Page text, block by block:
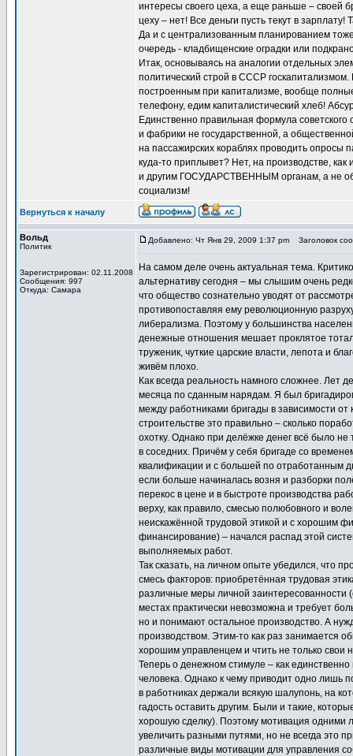
интересы своего цеха, а еще раньше – своей
цеху – нет! Все деньги пусть текут в
Да и с централизованным планированием
очередь - кладбищенские оградки или
Итак, основываясь на аналогии отдельных
политический строй в СССР
построенным при капитализме, вообще
телефону, едим капиталистический хлеб!
Единственно правильная формула
и фабрики не государственной, а
на пассажирских кораблях проводить опросы
куда-то приплывет? Нет, на производстве,
и другим ГОСУДАРСТВЕННЫМ органам, а не
социализм!
Вернуться к началу
Вольд
Политик
Зарегистрирован: 02.11.2008
Сообщения: 997
Откуда: Самара
Добавлено: Чт Янв 29, 2009 1:37 pm Заголовок
На самом деле очень актуальная тема.
альтернативу сегодня – мы слышим очень
что общество сознательно уводят от
противопоставляя ему революционную
либерализма. Поэтому у большинства
денежные отношения мешает проклятое
труженик, чуткие царские власти, лепота и
живём плохо.
Как всегда реальность намного сложнее. Лет
месяца по сданным нарядам. Я был
между работниками бригады в зависимости
строительстве это правильно – сколько
охотку. Однако при делёжке денег всё было не
в соседних. Причём у себя бригаде со
квалификации и с большей по отработанным
если больше начиналась возня и разборки
перекос в цене и в быстроте производства
верху, как правило, смесью полюбовного и
неискажённой трудовой этикой и с хорошим
финансирование) – начался распад этой
выполняемых работ.
Так сказать, на личном опыте убедился, что
смесь факторов: приобретённая трудовая
различные меры личной заинтересованности
местах практически невозможна и требует
но и понимают остальное производство. А
производством. Этим-то как раз занимается
хорошим управленцем и чтить не только свои
Теперь о денежном стимуле – как
человека. Однако к чему приводит одно лишь
в работниках держали всякую шалупонь, на
гадость оставить другим. Были и такие,
хорошую сделку). Поэтому мотивация одними
увеличить разными путями, но не всегда это
различные виды мотивации для управления